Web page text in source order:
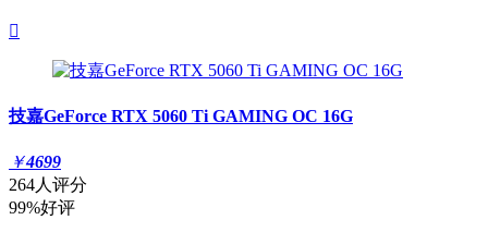

技嘉GeForce RTX 5060 Ti GAMING OC 16G
￥4699
264人评分
99%好评